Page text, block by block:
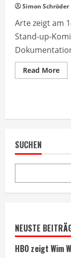
Simon Schröder
Arte zeigt am
Stand-up-
Read MoreRead
SUCHEN
NEUSTE
HBO zeigt Wim